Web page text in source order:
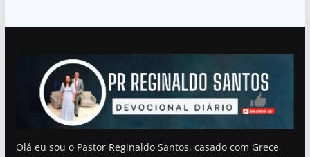
Olá eu sou o Pastor Reginaldo Santos, casado com Grece